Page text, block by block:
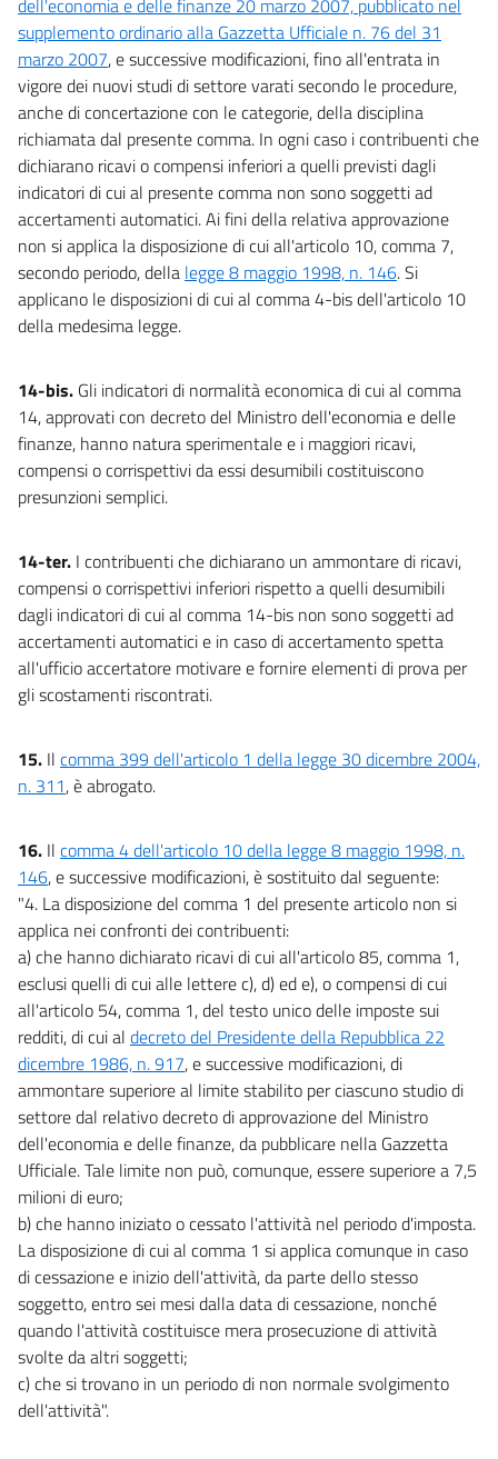
dell'economia e delle finanze 20 marzo 2007, pubblicato nel
supplemento ordinario alla Gazzetta Ufficiale n. 76 del 31
marzo 2007, e successive modificazioni, fino all'entrata in
vigore dei nuovi studi di settore varati secondo le procedure,
anche di concertazione con le categorie, della disciplina
richiamata dal presente comma. In ogni caso i contribuenti che
dichiarano ricavi o compensi inferiori a quelli previsti dagli
indicatori di cui al presente comma non sono soggetti ad
accertamenti automatici. Ai fini della relativa approvazione
non si applica la disposizione di cui all'articolo 10, comma 7,
secondo periodo, della legge 8 maggio 1998, n. 146. Si
applicano le disposizioni di cui al comma 4-bis dell'articolo 10
della medesima legge.
14-bis. Gli indicatori di normalità economica di cui al comma
14, approvati con decreto del Ministro dell'economia e delle
finanze, hanno natura sperimentale e i maggiori ricavi,
compensi o corrispettivi da essi desumibili costituiscono
presunzioni semplici.
14-ter. I contribuenti che dichiarano un ammontare di ricavi,
compensi o corrispettivi inferiori rispetto a quelli desumibili
dagli indicatori di cui al comma 14-bis non sono soggetti ad
accertamenti automatici e in caso di accertamento spetta
all'ufficio accertatore motivare e fornire elementi di prova per
gli scostamenti riscontrati.
15. Il comma 399 dell'articolo 1 della legge 30 dicembre 2004,
n. 311, è abrogato.
16. Il comma 4 dell'articolo 10 della legge 8 maggio 1998, n.
146, e successive modificazioni, è sostituito dal seguente:
"4. La disposizione del comma 1 del presente articolo non si
applica nei confronti dei contribuenti:
a) che hanno dichiarato ricavi di cui all'articolo 85, comma 1,
esclusi quelli di cui alle lettere c), d) ed e), o compensi di cui
all'articolo 54, comma 1, del testo unico delle imposte sui
redditi, di cui al decreto del Presidente della Repubblica 22
dicembre 1986, n. 917, e successive modificazioni, di
ammontare superiore al limite stabilito per ciascuno studio di
settore dal relativo decreto di approvazione del Ministro
dell'economia e delle finanze, da pubblicare nella Gazzetta
Ufficiale. Tale limite non può, comunque, essere superiore a 7,5
milioni di euro;
b) che hanno iniziato o cessato l'attività nel periodo d'imposta.
La disposizione di cui al comma 1 si applica comunque in caso
di cessazione e inizio dell'attività, da parte dello stesso
soggetto, entro sei mesi dalla data di cessazione, nonché
quando l'attività costituisce mera prosecuzione di attività
svolte da altri soggetti;
c) che si trovano in un periodo di non normale svolgimento
dell'attività".